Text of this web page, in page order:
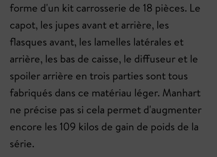
forme d'un kit carrosserie de 18 pièces. Le
capot, les jupes avant et arrière, les
flasques avant, les lamelles latérales et
arrière, les bas de caisse, le diffuseur et le
spoiler arrière en trois parties sont tous
fabriqués dans ce matériau léger. Manhart
ne précise pas si cela permet d'augmenter
encore les 109 kilos de gain de poids de la
série.